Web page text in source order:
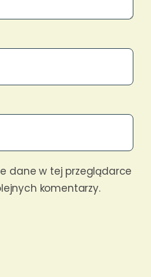
dane w tej przeglądarce
komentarzy.